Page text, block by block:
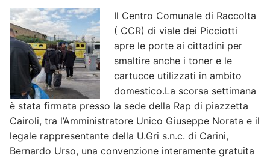
Il Centro Comunale di Raccolta
( CCR) di viale dei Picciotti
apre le porte ai cittadini per
smaltire anche i toner e le
cartucce utilizzati in ambito
domestico.La scorsa settimana
è stata firmata presso la sede della Rap di piazzetta
Cairoli, tra l’Amministratore Unico Giuseppe Norata e il
legale rappresentante della U.Gri s.n.c. di Carini,
Bernardo Urso, una convenzione interamente gratuita